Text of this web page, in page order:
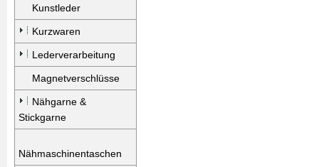
Kunstleder
Kurzwaren
Lederverarbeitung
Magnetverschlüsse
Nähgarne &
Stickgarne
Nähmaschinentaschen